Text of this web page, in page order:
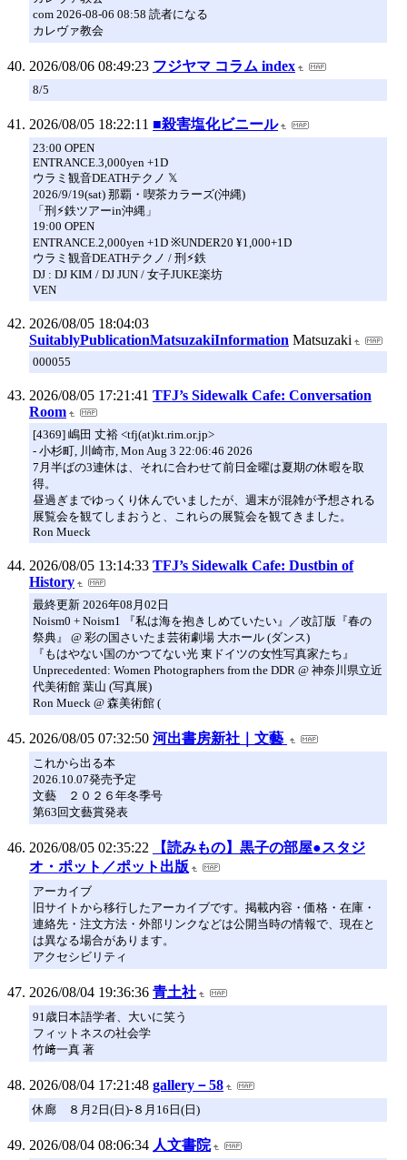
com 2026-08-06 08:58 読者になる
カレヴァ教会
2026/08/06 08:49:23 フジヤマ コラム index
8/5
2026/08/05 18:22:11 ■殺害塩化ビニール
23:00 OPEN
ENTRANCE.3,000yen +1D
ウラミ観音DEATHテクノ 𝕏
2026/9/19(sat) 那覇・喫茶カラーズ(沖縄)
「刑⚡︎鉄ツアーin沖縄」
19:00 OPEN
ENTRANCE.2,000yen +1D ※UNDER20 ¥1,000+1D
ウラミ観音DEATHテクノ / 刑⚡︎鉄
DJ : DJ KIM / DJ JUN / 女子JUKE楽坊
VEN
2026/08/05 18:04:03
SuitablyPublicationMatsuzakiInformation Matsuzaki
000055
2026/08/05 17:21:41 TFJ’s Sidewalk Cafe: Conversation
Room
[4369] 嶋田 丈裕 <tfj(at)kt.rim.or.jp>
- 小杉町, 川崎市, Mon Aug 3 22:06:46 2026
7月半ばの3連休は、それに合わせて前日金曜は夏期の休暇を取
得。
昼過ぎまでゆっくり休んでいましたが、週末が混雑が予想される
展覧会を観てしまおうと、これらの展覧会を観てきました。
Ron Mueck
2026/08/05 13:14:33 TFJ’s Sidewalk Cafe: Dustbin of
History
最終更新 2026年08月02日
Noism0 + Noism1 『私は海を抱きしめていたい』／改訂版『春の
祭典』 @ 彩の国さいたま芸術劇場 大ホール (ダンス)
『もはやない国のかつてない光 東ドイツの女性写真家たち』
Unprecedented: Women Photographers from the DDR @ 神奈川県立近
代美術館 葉山 (写真展)
Ron Mueck @ 森美術館 (
2026/08/05 07:32:50 河出書房新社｜文藝
これから出る本
2026.10.07発売予定
文藝 ２０２６年冬季号
第63回文藝賞発表
2026/08/05 02:35:22
【読みもの】黒子の部屋●スタジ
オ・ポット／ポット出版
アーカイブ
旧サイトから移行したアーカイブです。掲載内容・価格・在庫・
連絡先・注文方法・外部リンクなどは公開当時の情報で、現在と
は異なる場合があります。
アクセシビリティ
2026/08/04 19:36:36 青土社
91歳日本語学者、大いに笑う
フィットネスの社会学
竹﨑一真 著
2026/08/04 17:21:48 gallery－58
休廊 ８月2日(日)-８月16日(日)
2026/08/04 08:06:34 人文書院